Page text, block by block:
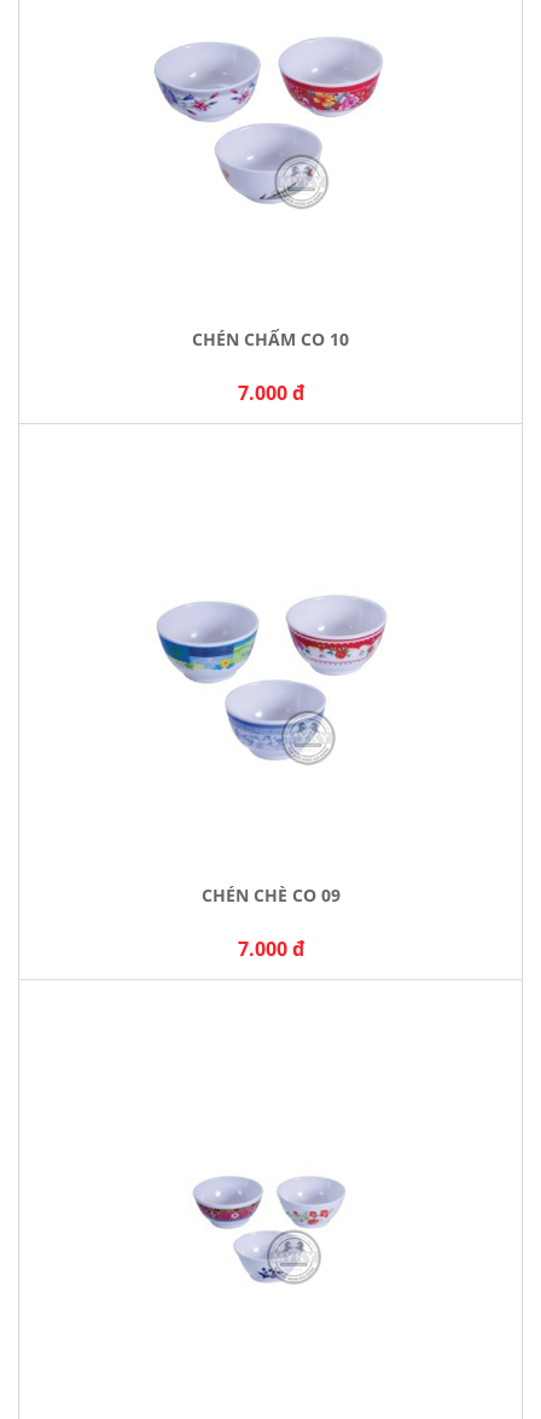
CHÉN CHẤM CO 10
7.000 đ
CHÉN CHÈ CO 09
7.000 đ